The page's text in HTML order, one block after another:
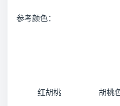
参考颜色：
红胡桃 胡桃